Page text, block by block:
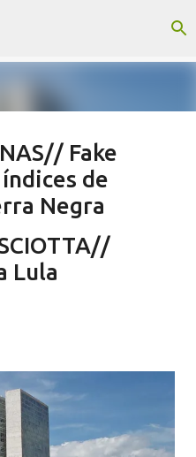
principal
Fake
de
Negra
VACINAÇÃO SERRA NEGRA
Lula